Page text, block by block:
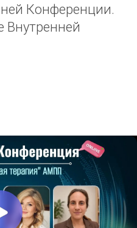
Конференции.
Внутренней